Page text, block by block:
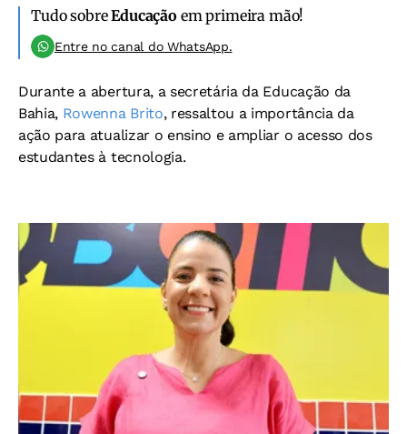
Tudo sobreEducação em primeira mão!
Entre no canal do WhatsApp.
Durante a abertura, a secretária da Educação da
Bahia, Rowenna Brito, ressaltou a importância da
ação para atualizar o ensino e ampliar o acesso dos
estudantes à tecnologia.